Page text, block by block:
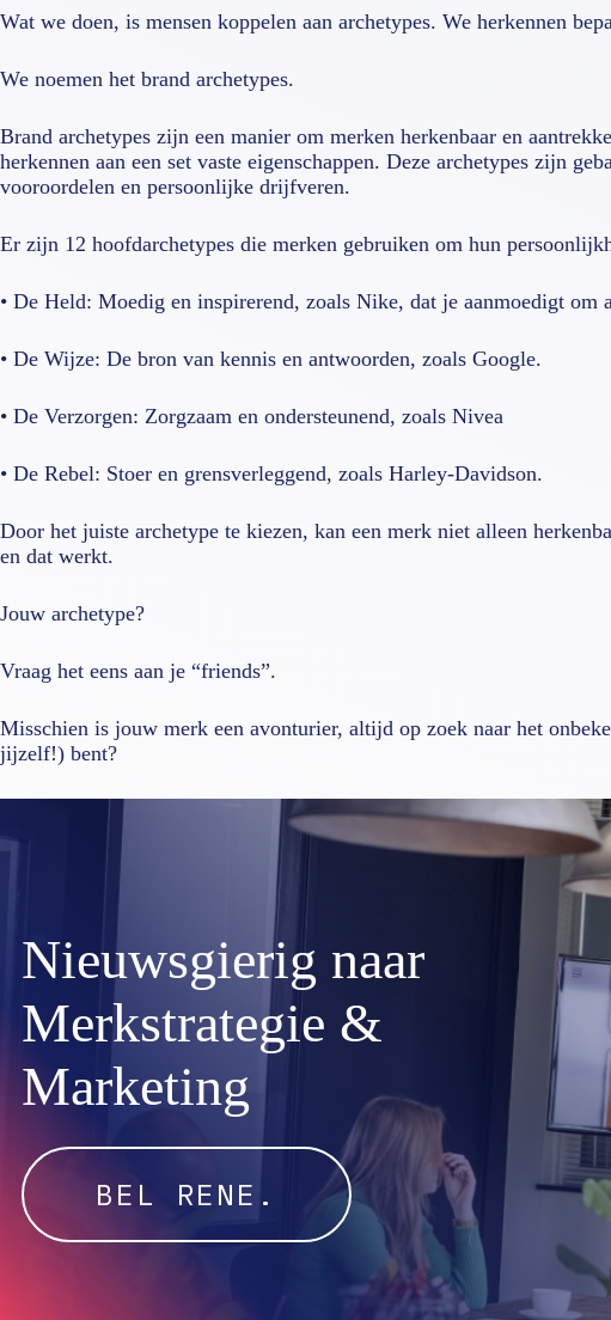
Wat we doen, is mensen koppelen aan archetypes. We herkennen
We noemen het brand archetypes.
Brand archetypes zijn een manier om merken herkenbaar en
herkennen aan een set vaste eigenschappen. Deze archetypes zijn
vooroordelen en persoonlijke drijfveren.
Er zijn 12 hoofdarchetypes die merken gebruiken om hun
• De Held: Moedig en inspirerend, zoals Nike, dat je aanmoedigt om
• De Wijze: De bron van kennis en antwoorden, zoals Google.
• De Verzorgen: Zorgzaam en ondersteunend, zoals Nivea
• De Rebel: Stoer en grensverleggend, zoals Harley-Davidson.
Door het juiste archetype te kiezen, kan een merk niet alleen
en dat werkt.
Jouw archetype?
Vraag het eens aan je “friends”.
Misschien is jouw merk een avonturier, altijd op zoek naar het
jijzelf!) bent?
Nieuwsgierig naar
Merkstrategie &
Marketing
BEL RENE.